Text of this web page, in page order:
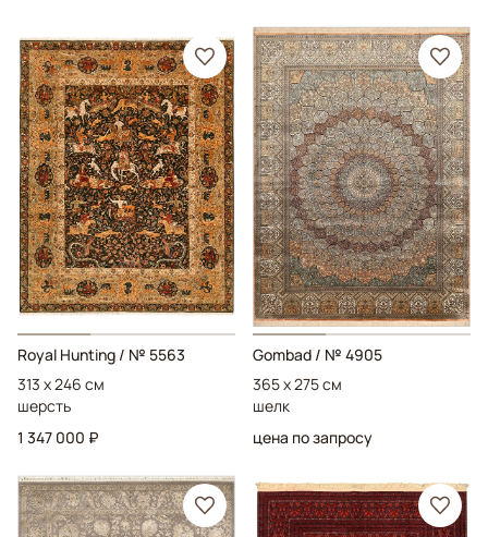
Royal Hunting / № 5563
313 x 246 см
шерсть
1 347 000 ₽
Gombad / № 4905
365 x 275 см
шелк
цена по запросу